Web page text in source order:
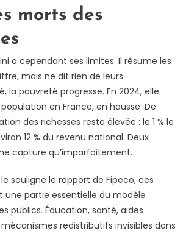
morts des
a cependant ses limites. Il résume les
mais ne dit rien de leurs
la pauvreté progresse. En 2024, elle
en France, en hausse. De
des richesses reste élevée : le 1 % le
12 % du revenu national. Deux
capture qu’imparfaitement.
souligne le rapport de Fipeco, ces
une partie essentielle du modèle
publics. Éducation, santé, aides
redistributifs invisibles dans